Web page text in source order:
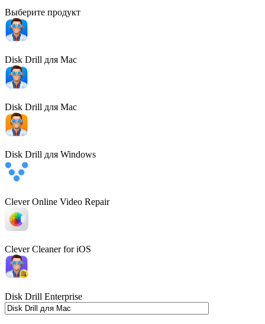
Выберите продукт
Disk Drill для Mac
Disk Drill для Mac
Disk Drill для Windows
Clever Online Video Repair
Clever Cleaner for iOS
Disk Drill Enterprise